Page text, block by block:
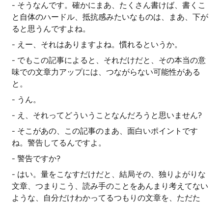
- そうなんです。確かにまあ、たくさん書けば、書くこ
と自体のハードル、抵抗感みたいなものは、まあ、下が
ると思うんですよね。
- えー、それはありますよね。慣れるというか。
- でもこの記事によると、それだけだと、その本当の意
味での文章力アップには、つながらない可能性がある
と。
- うん。
- え、それってどういうことなんだろうと思いません?
- そこがあの、この記事のまあ、面白いポイントです
ね。警告してるんですよ。
- 警告ですか?
- はい。量をこなすだけだと、結局その、独りよがりな
文章、つまりこう、読み手のことをあんまり考えてない
ような、自分だけわかってるつもりの文章を、ただた